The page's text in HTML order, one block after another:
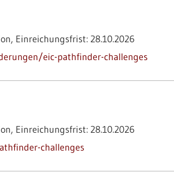
Einreichungsfrist: 28.10.2026
eic-pathfinder-challenges
Einreichungsfrist: 28.10.2026
challenges